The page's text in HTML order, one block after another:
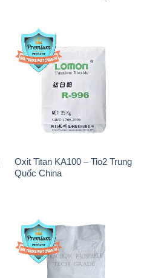
Oxit Titan KA100 – Tio2 Trung
Quốc China